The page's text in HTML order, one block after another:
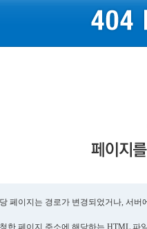
페이지는 경로가 변경되었거나, 서
한 페이지 주소에 해당하는 HTML 파